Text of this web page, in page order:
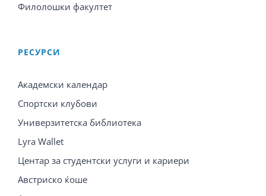
Филолошки факултет
PЕСУРСИ
Академски календар
Спортски клубови
Универзитетска библиотека
Lyra Wallet
Центар за студентски услуги и кариери
Австриско ќоше